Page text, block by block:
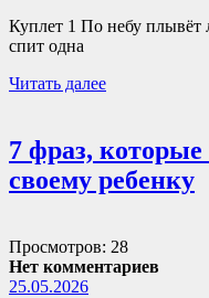
Куплет 1 По небу
спит одна
Читать далее
7 фраз, которые
своему ребенку
Просмотров: 28
Нет комментариев
25.05.2026